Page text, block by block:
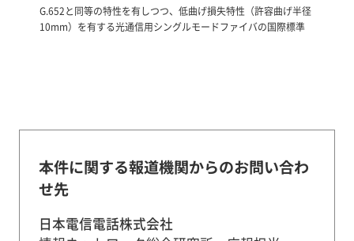
G.652と同等の特性を有しつつ、低曲げ損失特性（許容曲げ半径
10mm）を有する光通信用シングルモードファイバの国際標準
本件に関する報道機関からのお問い合わ
せ先
日本電信電話株式会社